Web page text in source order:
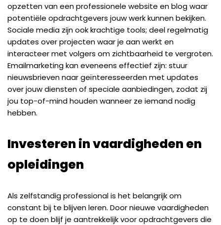
opzetten van een professionele website en blog waar
potentiële opdrachtgevers jouw werk kunnen bekijken.
Sociale media zijn ook krachtige tools; deel regelmatig
updates over projecten waar je aan werkt en
interacteer met volgers om zichtbaarheid te vergroten.
Emailmarketing kan eveneens effectief zijn: stuur
nieuwsbrieven naar geïnteresseerden met updates
over jouw diensten of speciale aanbiedingen, zodat zij
jou top-of-mind houden wanneer ze iemand nodig
hebben.
Investeren in vaardigheden en
opleidingen
Als zelfstandig professional is het belangrijk om
constant bij te blijven leren. Door nieuwe vaardigheden
op te doen blijf je aantrekkelijk voor opdrachtgevers die